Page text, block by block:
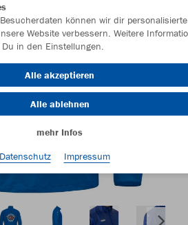
können wir dir personalisierte
Website verbessern. Weitere
in den Einstellungen.
Alle akzeptieren
Alle ablehnen
mehr Infos
Datenschutz
Impressum